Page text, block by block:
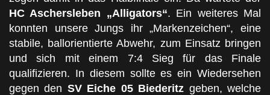
HC Aschersleben „Alligators“. Ein weiteres Mal
konnten unsere Jungs ihr „Markenzeichen“, eine
stabile, ballorientierte Abwehr, zum Einsatz bringen
und sich mit einem 7:4 Sieg für das Finale
qualifizieren. In diesem sollte es ein Wiedersehen
gegen den SV Eiche 05 Biederitz geben, welche